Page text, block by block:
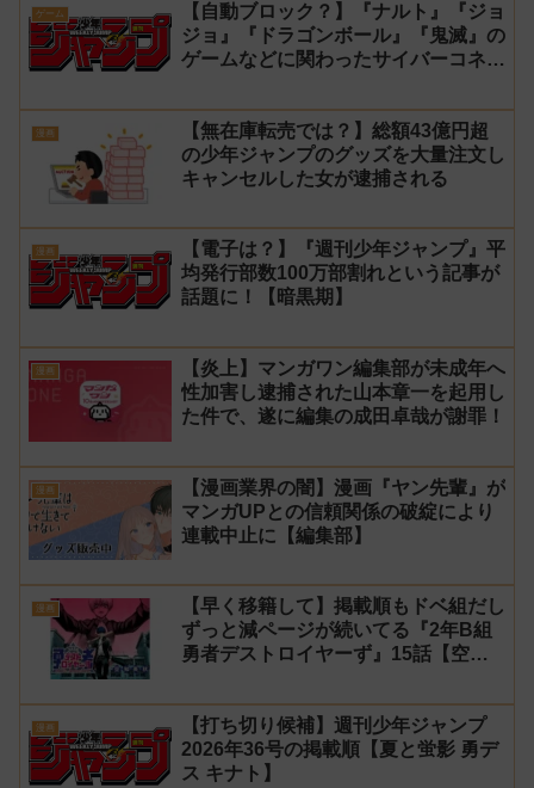
ゲーム
【自動ブロック？】『ナルト』『ジョ
ジョ』『ドラゴンボール』『鬼滅』の
ゲームなどに関わったサイバーコネク
ブロックされてしまう
漫画
【無在庫転売では？】総額43億円超
の少年ジャンプのグッズを大量注文し
キャンセルした女が逮捕される
漫画
【電子は？】『週刊少年ジャンプ』平
均発行部数100万部割れという記事が
話題に！【暗黒期】
漫画
【炎上】マンガワン編集部が未成年へ
性加害し逮捕された山本章一を起用し
た件で、遂に編集の成田卓哉が謝罪！
漫画
【漫画業界の闇】漫画『ヤン先輩』が
マンガUPとの信頼関係の破綻により
連載中止に【編集部】
漫画
【早く移籍して】掲載順もドベ組だし
ずっと減ページが続いてる『2年B組
勇者デストロイヤーず』15話【空
漫画
【打ち切り候補】週刊少年ジャンプ
2026年36号の掲載順【夏と蛍影 勇デ
ス キナト】